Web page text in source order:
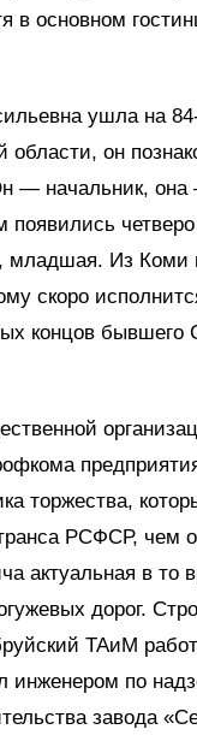
в основном
ушла на
области, он
— начальник,
появились
младшая. Из Коми
скоро
концов бывшего
торжества,
РСФСР, чем
актуальная в то
дорог.
ТАиМ
инженером по
завода